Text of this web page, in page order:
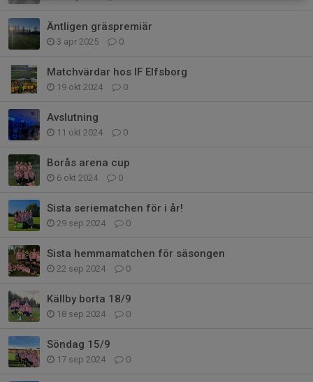
Äntligen gräspremiär
3 apr 2025 0
Matchvärdar hos IF Elfsborg
19 okt 2024 0
Avslutning
11 okt 2024 0
Borås arena cup
6 okt 2024 0
Sista seriematchen för i år!
29 sep 2024 0
Sista hemmamatchen för säsongen
22 sep 2024 0
Källby borta 18/9
18 sep 2024 0
Söndag 15/9
17 sep 2024 0